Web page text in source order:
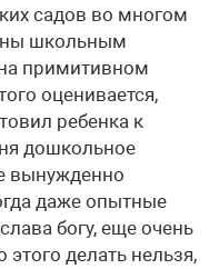
садов во многом
школьным
примитивном
оценивается,
ребенка к
дошкольное
вынужденно
даже опытные
богу, еще очень
делать нельзя,